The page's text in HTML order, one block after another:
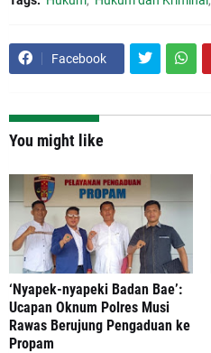
Facebook
You might like
‘Nyapek-nyapeki Badan Bae’:
Ucapan Oknum Polres Musi
Rawas Berujung Pengaduan ke
Propam